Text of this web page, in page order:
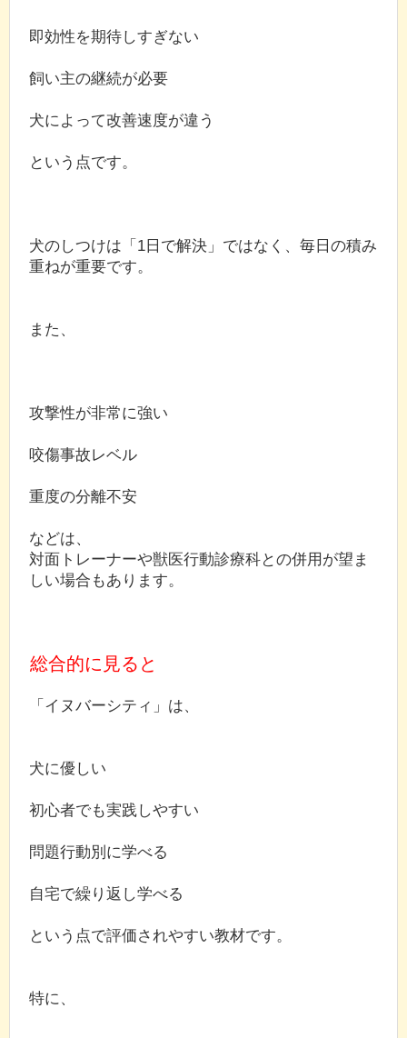
即効性を期待しすぎない
飼い主の継続が必要
犬によって改善速度が違う
という点です。
犬のしつけは「1日で解決」ではなく、毎日の積み
重ねが重要です。
また、
攻撃性が非常に強い
咬傷事故レベル
重度の分離不安
などは、
対面トレーナーや獣医行動診療科との併用が望ま
しい場合もあります。
総合的に見ると
「イヌバーシティ」は、
犬に優しい
初心者でも実践しやすい
問題行動別に学べる
自宅で繰り返し学べる
という点で評価されやすい教材です。
特に、